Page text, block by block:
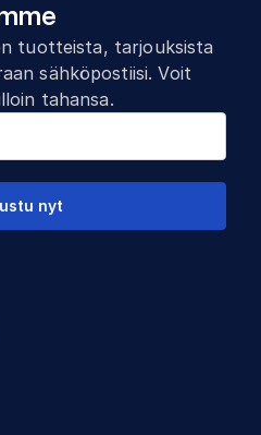
tuotteista, tarjouksista
sähköpostiisi. Voit
tahansa.
nyt